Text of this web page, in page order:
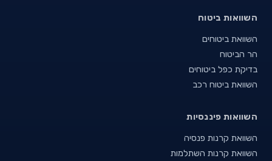
השוואות ביטוח
השוואת ביטוחים
הר הביטוח
בדיקת כפל ביטוחים
השוואת ביטוח רכב
השוואות פיננסיות
השוואת קרנות פנסיה
השוואת קרנות השתלמות